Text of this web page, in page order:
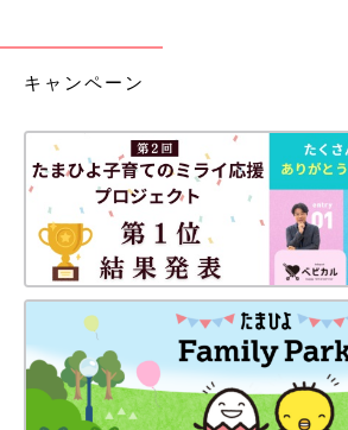
・おならが頻繁に出ているか
・げっぷは上手に出せているか
・機嫌の善しあしや食欲はあるか
【医師監修】うんち
んの便秘の原因、病
ること、受診の目安
生後0ヶ月～3歳ごろまで
「便が出にくい」とき、
ばいいか、を受診の前後
た。 また、その症状の程
日でも受診したほうがい
待って受診すればいい
を示しました。
病院での治療 浣腸や薬は続ける
ソ？ ホント？
キャンペーン